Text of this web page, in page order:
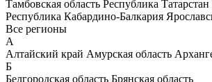
Тамбовская область Республика Татарстан
Республика Кабардино-Балкария
Все регионы
А
Алтайский край Амурская область
Б
Белгородская область Брянская область